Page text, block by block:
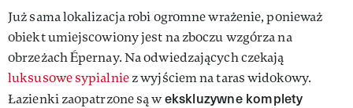
Już sama lokalizacja robi ogromne wrażenie, ponieważ
obiekt umiejscowiony jest na zboczu wzgórza na
obrzeżach Épernay. Na odwiedzających czekają
luksusowe sypialniez wyjściem na taras widokowy.
Łazienki zaopatrzone są wekskluzywne komplety